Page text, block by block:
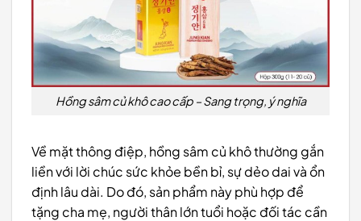
Hồng sâm củ khô cao cấp – Sang trọng, ý nghĩa
Về mặt thông điệp, hồng sâm củ khô thường gắn
liền với lời chúc sức khỏe bền bỉ, sự dẻo dai và ổn
định lâu dài. Do đó, sản phẩm này phù hợp để
tặng cha mẹ, người thân lớn tuổi hoặc đối tác cần